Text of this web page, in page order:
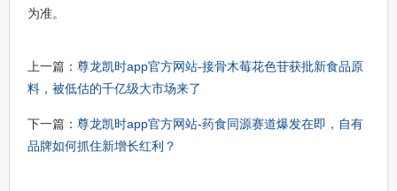
为准。
上一篇： 尊龙凯时app官方网站-接骨木莓花色苷获批新食品原
料，被低估的千亿级大市场来了
下一篇： 尊龙凯时app官方网站-药食同源赛道爆发在即，自有
品牌如何抓住新增长红利？